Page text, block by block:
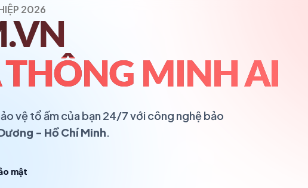
2026
MINH AI
vệ tổ ấm của bạn 24/7 với công nghệ bảo
- Hồ Chí Minh
mật